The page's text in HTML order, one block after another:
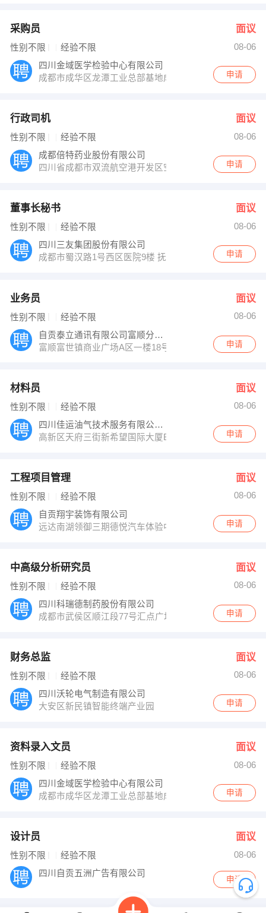
采购员 面议
性别不限 经验不限
08-06
四川金域医学检验中心有限公司
成都市成华区龙潭工业总部基地成济路1号
申请
行政司机 面议
性别不限 经验不限
08-06
成都倍特药业股份有限公司
四川省成都市双流航空港开发区空港四路1166号申请
董事长秘书 面议
性别不限 经验不限
08-06
四川三友集团股份有限公司
成都市蜀汉路1号西区医院9楼 抚琴西路128号
申请
业务员 面议
性别不限 经验不限
08-06
自贡泰立通讯有限公司富顺分公司
富顺富世镇商业广场A区一楼18号
申请
材料员 面议
性别不限 经验不限
08-06
四川佳运油气技术服务有限公司成都分公司
高新区天府三街新希望国际大厦B座1018室
申请
工程项目管理 面议
性别不限 经验不限
08-06
自贡翔宇装饰有限公司
远达南湖领御三期德悦汽车体验中心楼上（2-4）楼
申请
中高级分析研究员 面议
性别不限 经验不限
08-06
四川科瑞德制药股份有限公司
成都市武侯区顺江段77号汇点广场3座15层
申请
财务总监 面议
性别不限 经验不限
08-06
四川沃轮电气制造有限公司
大安区新民镇智能终端产业园
申请
资料录入文员 面议
性别不限 经验不限
08-06
四川金域医学检验中心有限公司
成都市成华区龙潭工业总部基地成济路1号
申请
设计员 面议
性别不限 经验不限
08-06
四川自贡五洲广告有限公司
申请